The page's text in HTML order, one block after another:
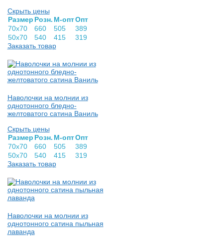
Скрыть цены
Раз­мер Розн. М-оптОпт
70х70
660 505
389
50х70
540 415
319
Заказать товар
Наволочки на молнии из
однотонного бледно-
желтоватого сатина Ваниль
Скрыть цены
Раз­мер Розн. М-оптОпт
70х70
660 505
389
50х70
540 415
319
Заказать товар
Наволочки на молнии из
однотонного сатина пыльная
лаванда